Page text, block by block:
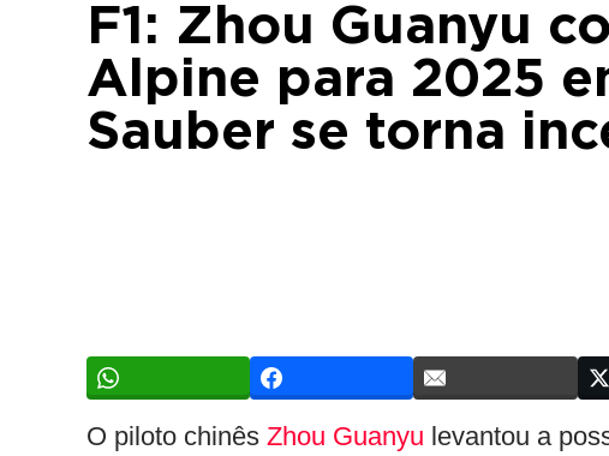
F1: Zhou Guanyu
Alpine para 2025
Sauber se torna
O piloto chinês Zhou Guanyu levantou a